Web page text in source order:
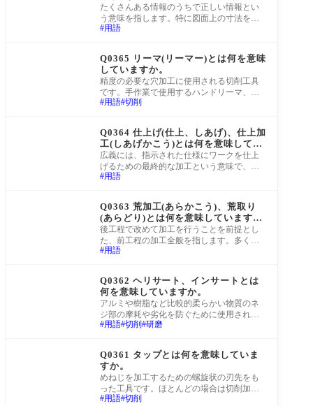
たくさんある情報のうちで正しい情報とい
う意味を指します。特に図面上の寸法を追
いかける際に、基準となる数値や面を指し
用語
Q0365 リーマ(リーマー)とは何を意味
していますか。
精度の必要な穴加工に使用される切削工具
です。手作業で使用するハンドリーマ、機
械に取り付けて使用するマシンリーマなど
用語 切削
Q0364 仕上げ(仕上、しあげ)、仕上加
工(しあげかこう)とは何を意味してい
ますか。
広義には、指示された仕様にワークを仕上
げるための最終的な加工という意味で、具
体的には切削加工や製缶加工や表面処理や
用語
Q0363 荒加工(あらかこう)、荒取り
(あらどり)とは何を意味しています
か。
後工程で改めて加工を行うことを前提とし
た、前工程の加工全般を指します。多く
は、目的とする大まかな形状に近づけるた
用語
Q0362 ヘリサート、インサートとは
何を意味していますか。
アルミや樹脂など比較的柔らかい物質のネ
ジ部の摩耗や劣化を防ぐために使用される
部品で、ステンレス製などでできており、
用語 切削 研磨
Q0361 タップとは何を意味していま
すか。
めねじを加工するための螺旋状の刃先をも
った工具です。ほとんどの場合は切削加工
となる切削タップを指しますが、切削加工
用語 切削